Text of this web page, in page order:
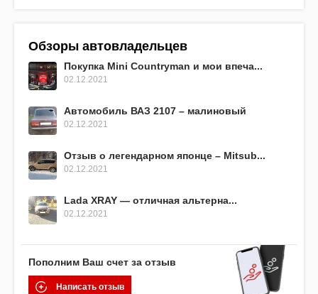
Обзоры автовладельцев
Покупка Mini Countryman и мои впеча...
02.12.2021
Автомобиль ВАЗ 2107 – малиновый
02.12.2021
Отзыв о легендарном японце – Mitsub...
02.12.2021
Lada XRAY — отличная альтерна...
02.12.2021
Пополним Ваш счет за отзыв
Написать отзыв